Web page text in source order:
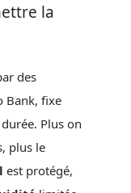
la
des
Bank, fixe
Plus on
plus le
est protégé,